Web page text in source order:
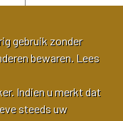
gebruik zonder
bewaren. Lees
Indien u merkt dat
steeds uw